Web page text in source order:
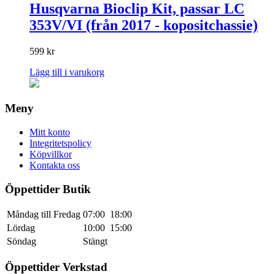
Husqvarna Bioclip Kit, passar LC
353V/VI (från 2017 - kopositchassie)
599 kr
Lägg till i varukorg
Meny
Mitt konto
Integritetspolicy
Köpvillkor
Kontakta oss
Öppettider Butik
Måndag till Fredag 07:00 18:00
Lördag
10:00 15:00
Söndag
Stängt
Öppettider Verkstad